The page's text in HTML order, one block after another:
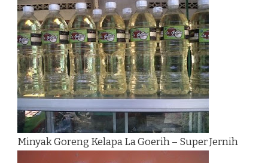
Minyak Goreng Kelapa La Goerih – Super Jernih